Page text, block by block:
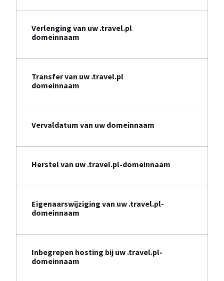
Verlenging van uw .travel.pl
domeinnaam
Transfer van uw .travel.pl
domeinnaam
Vervaldatum van uw domeinnaam
Herstel van uw .travel.pl-domeinnaam
Eigenaarswijziging van uw .travel.pl-
domeinnaam
Inbegrepen hosting bij uw .travel.pl-
domeinnaam